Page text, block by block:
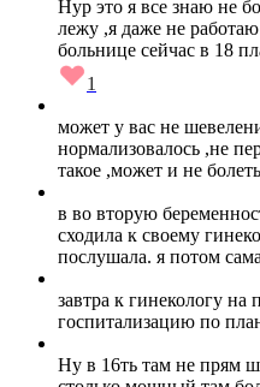
Нур это я все знаю не
лежу ,я даже не
больнице сейчас в 18
1
может у вас не
нормализовалось ,не
такое ,может и не болеть
в во вторую
сходила к своему
послушала. я потом сама
завтра к гинекологу на
госпитализацию по
Ну в 16ть там не прям